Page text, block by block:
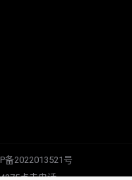
备2022013521号
点击电话